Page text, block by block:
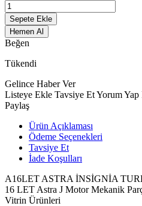
Sepete Ekle
Hemen Al
Beğen
Tükendi
Gelince Haber Ver
Listeye Ekle Tavsiye EtYorum Yap
Paylaş
Ürün Açıklaması
Ödeme Seçenekleri
Tavsiye Et
İade Koşulları
A16LET ASTRA İNSİGNİA
16 LET Astra J Motor Mekanik
Vitrin Ürünleri